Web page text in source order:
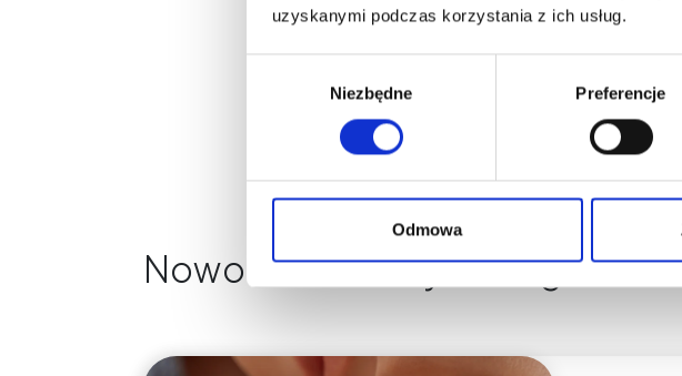
uzyskanymi podczas korzystania z ich usług.
Niezbędne Preferencje
Odmowa
Nowości na naszym blogu